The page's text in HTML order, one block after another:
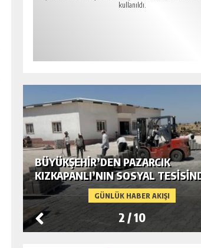
kullanıldı.
GÜNLÜK HABER AKIŞI
BÜYÜKŞEHIR’DEN PAZARCIK
KIZKAPANLI’NIN SOSYAL
ÇEVRE DÜZENLEMESI.
2 /10